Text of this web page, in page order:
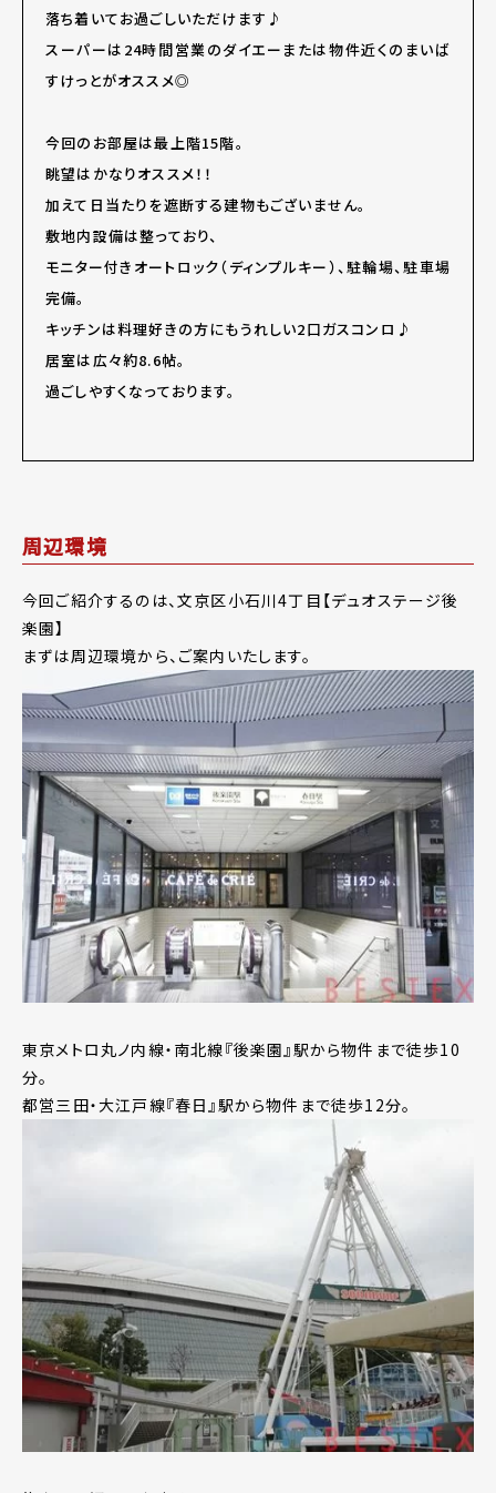
落ち着いてお過ごしいただけます♪
スーパーは24時間営業のダイエーまたは物件近くのまいば
すけっとがオススメ◎
今回のお部屋は最上階15階。
眺望はかなりオススメ！！
加えて日当たりを遮断する建物もございません。
敷地内設備は整っており、
モニター付きオートロック（ディンプルキー）、駐輪場、駐車場
完備。
キッチンは料理好きの方にもうれしい2口ガスコンロ♪
居室は広々約8.6帖。
過ごしやすくなっております。
周辺環境
今回ご紹介するのは、文京区小石川4丁目【デュオステージ後
楽園】
まずは周辺環境から、ご案内いたします。
東京メトロ丸ノ内線・南北線『後楽園』駅から物件まで徒歩10
分。
都営三田・大江戸線『春日』駅から物件まで徒歩12分。